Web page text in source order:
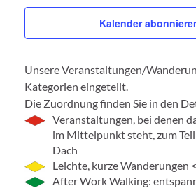
Kalender
Unsere Veranstaltungen/
Kategorien eingeteilt.
Die Zuordnung finden Sie in den
Veranstaltungen, bei denen
im Mittelpunkt steht, zum
Dach
Leichte, kurze Wanderungen
After Work Walking: